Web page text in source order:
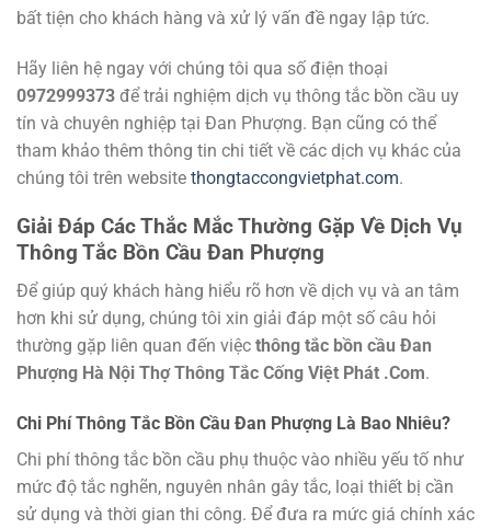
bất tiện cho khách hàng và xử lý vấn đề ngay lập tức.
Hãy liên hệ ngay với chúng tôi qua số điện thoại
0972999373 để trải nghiệm dịch vụ thông tắc bồn cầu uy
tín và chuyên nghiệp tại Đan Phượng. Bạn cũng có thể
tham khảo thêm thông tin chi tiết về các dịch vụ khác của
chúng tôi trên website thongtaccongvietphat.com.
Giải Đáp Các Thắc Mắc Thường Gặp Về Dịch Vụ
Thông Tắc Bồn Cầu Đan Phượng
Để giúp quý khách hàng hiểu rõ hơn về dịch vụ và an tâm
hơn khi sử dụng, chúng tôi xin giải đáp một số câu hỏi
thường gặp liên quan đến việc thông tắc bồn cầu Đan
Phượng Hà Nội Thợ Thông Tắc Cống Việt Phát .Com.
Chi Phí Thông Tắc Bồn Cầu Đan Phượng Là Bao Nhiêu?
Chi phí thông tắc bồn cầu phụ thuộc vào nhiều yếu tố như
mức độ tắc nghẽn, nguyên nhân gây tắc, loại thiết bị cần
sử dụng và thời gian thi công. Để đưa ra mức giá chính xác